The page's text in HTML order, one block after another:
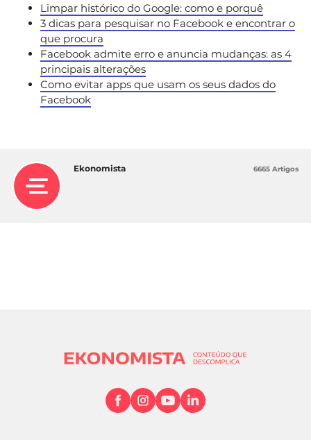
Limpar histórico do Google: como e porquê
3 dicas para pesquisar no Facebook e encontrar o
que procura
Facebook admite erro e anuncia mudanças: as 4
principais alterações
Como evitar apps que usam os seus dados do
Facebook
Ekonomista 6665 Artigos